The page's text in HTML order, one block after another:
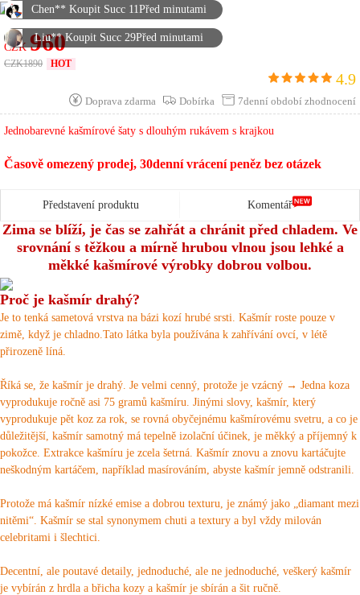
Chen** Koupit Succ 11Před minutami
Liu** Koupit Succ 29Před minutami
Vysoká** Koupit Succ 3Před minutami
Polévka** Koupit Succ 5Před minutami
Xiao** Koupit Succ 2Před minutami
Chen** Koupit Succ 30Před minutami
Polévka** Koupit Succ 18Před minutami
Xiao** Koupit Succ 12Před minutami
李** Koupit Succ 19Před minutami
林** Koupit Succ 10Před minutami
Wu** Koupit Succ 24Před minutami
Chen** Koupit Succ 30Před minutami
Zhao** Koupit Succ 26Před minutami
王** Koupit Succ 18Před minutami
张** Koupit Succ 17Před minutami
Chen** Koupit Succ 25Před minutami
CZK 960
CZK1890 HOT
4.9
Doprava zdarma Dobírka 7denní období zhodnocení
Jednobarevné kašmírové šaty s dlouhým rukávem s krajkou
Časově omezený prodej, 30denní vrácení peněz bez otázek
Představení produktu Komentář
Zima se blíží, je čas se zahřát a chránit před chladem. Ve
srovnání s těžkou a mírně hrubou vlnou jsou lehké a
měkké kašmírové výrobky dobrou volbou.
Proč je kašmír drahý?
Je to tenká sametová vrstva na bázi kozí hrubé srsti. Kašmír roste pouze v
zimě, když je chladno.Tato látka byla používána k zahřívání ovcí, v létě
přirozeně líná.
Říká se, že kašmír je drahý. Je velmi cenný, protože je vzácný → Jedna koza
vyprodukuje ročně asi 75 gramů kašmíru. Jinými slovy, kašmír, který
vyprodukuje pět koz za rok, se rovná obyčejnému kašmírovému svetru, a co je
důležitější, kašmír samotný má tepelně izolační účinek, je měkký a příjemný k
pokožce. Extrakce kašmíru je zcela šetrná. Kašmír znovu a znovu kartáčujte
neškodným kartáčem, například masírováním, abyste kašmír jemně odstranili.
Protože má kašmír nízké emise a dobrou texturu, je známý jako „diamant mezi
nitěmi“. Kašmír se stal synonymem chuti a textury a byl vždy milován
celebritami i šlechtici.
Decentní, ale poutavé detaily, jednoduché, ale ne jednoduché, veškerý kašmír
je vybírán z hrdla a břicha kozy a kašmír je sbírán a šit ručně.